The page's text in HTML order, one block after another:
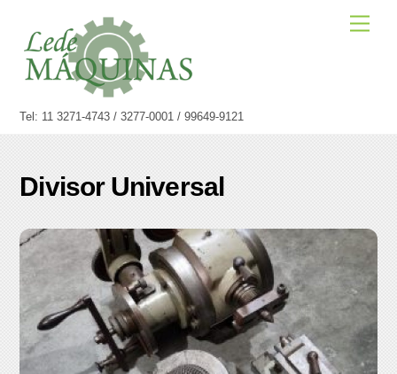
content
Tel: 11 3271-4743 / 3277-0001 / 99649-9121
Divisor Universal